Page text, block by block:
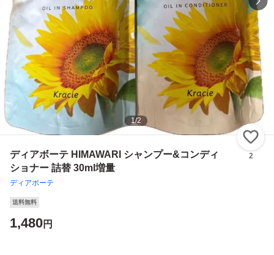
1/2
ディアボーテ HIMAWARI シャンプー&コンディ
ショナー 詰替 30ml増量
ディアボーテ
2
送料無料
1,480円